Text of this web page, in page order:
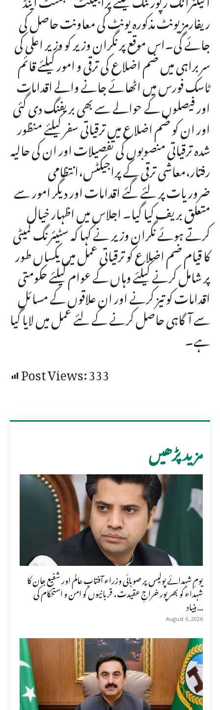
ریفارمز یونٹ مذکورہ یونٹ کی معاونت حاصل کی
جائے گی۔اس موقع پر نگران وزیر کو وزیر اعلی کی
سربراہی میں ضم اضلاع کی ترقی و امور کیلئے قائم
ٹاسک فورس میں اٹھائے جانے والے اقدامات
اور فیصلوں کے حوالے سے بھی بریفنگ دی گئی
اور ان کو ضم اضلاع میں ترقیاتی سفر کیلئے منظور
شدہ ترقیاتی منصوبوں کی تفصیلات اور ان کی حالیہ
رفتار،معاشی ترقی کے پراجیکٹس،انتظامی
ضروریات پر لئے گئے اقدامات اور دیگر امور سے
متعلق بریف کیا گیا۔ اجلاس میں اظہار خیال
کرتے ہوئے نگران وزیر نے کہا کہ سٹیئرنگ کمیٹی
کا قیام ضم اضلاع کو ترقیاتی عمل میں یکساں طور
پر شامل کرنے کیلئے وہاں کے عوام کیلئے حکومتی
اقدامات کو تیز کرنے اور ان علاقوں کے مسائل
سے آگاہی حاصل کرنے کے لئے عمل میں لایا گیا
ہے۔
Post Views:333
مزید پڑھیں
یومِ شہدائے پولیس پر صوبائی وزراء آفتاب عالم اور شفیع جان کا
شہداء کو بھرپور خراجِ عقیدت، قربانیوں کو امن و استحکام کی
بنیاد...
August 6, 2026